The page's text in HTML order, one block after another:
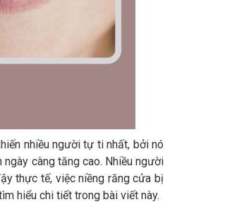
nhiều người tự ti nhất, bởi nó
càng tăng cao. Nhiều người
thực tế, việc niềng răng cửa bị
hiểu chi tiết trong bài viết này.